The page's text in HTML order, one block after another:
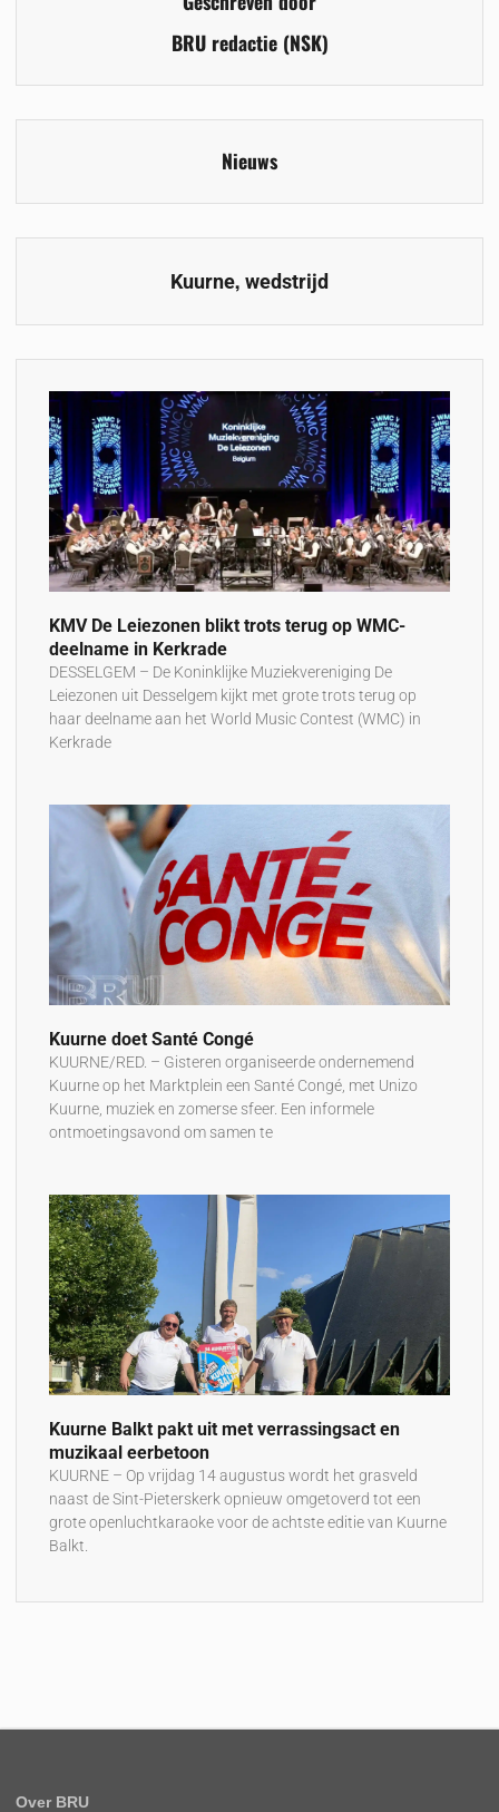
BRU redactie (NSK)
Nieuws
Kuurne, wedstrijd
KMV De Leiezonen blikt trots terug op WMC-
deelname in Kerkrade
DESSELGEM – De Koninklijke Muziekvereniging De
Leiezonen uit Desselgem kijkt met grote trots terug op
haar deelname aan het World Music Contest (WMC) in
Kerkrade
Kuurne doet Santé Congé
KUURNE/RED. – Gisteren organiseerde ondernemend
Kuurne op het Marktplein een Santé Congé, met Unizo
Kuurne, muziek en zomerse sfeer. Een informele
ontmoetingsavond om samen te
Kuurne Balkt pakt uit met verrassingsact en
muzikaal eerbetoon
KUURNE – Op vrijdag 14 augustus wordt het grasveld
naast de Sint-Pieterskerk opnieuw omgetoverd tot een
grote openluchtkaraoke voor de achtste editie van Kuurne
Balkt.
Over BRU